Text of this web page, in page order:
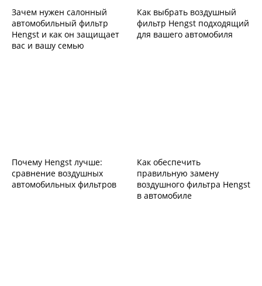
Зачем нужен салонный
автомобильный фильтр
Hengst и как он защищает
вас и вашу семью
Как выбрать воздушный
фильтр Hengst подходящий
для вашего автомобиля
Почему Hengst лучше:
сравнение воздушных
автомобильных фильтров
Как обеспечить
правильную замену
воздушного фильтра Hengst
в автомобиле